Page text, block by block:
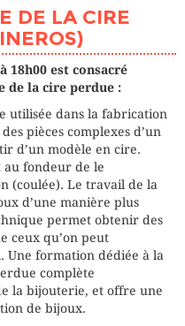
Andrea
DE LA CIRE
18h00 est consacré
de la cire perdue :
utilisée dans la fabrication
pièces complexes d’un
d’un modèle en cire.
au fondeur de le
(coulée). Le travail de la
d’une manière plus
permet obtenir des
ceux qu’on peut
formation dédiée à la
complète
la bijouterie, et offre une
de bijoux.